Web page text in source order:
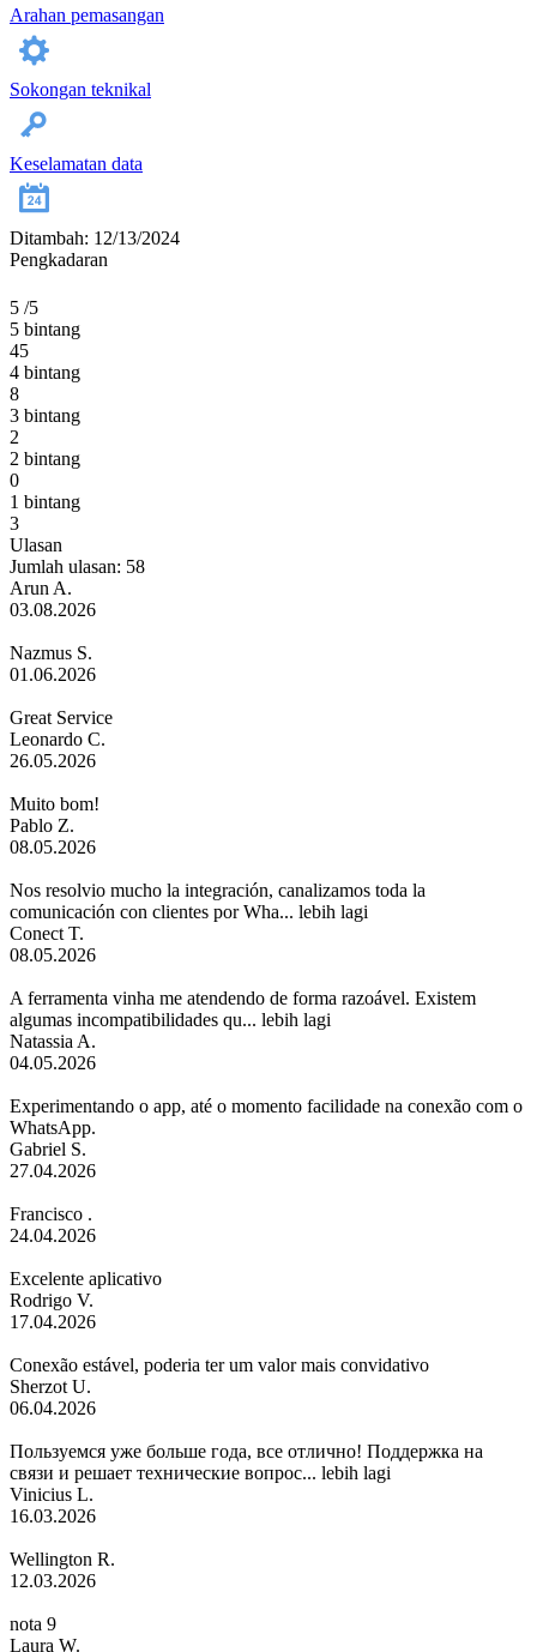
Arahan pemasangan
Sokongan teknikal
Keselamatan data
Ditambah: 12/13/2024
Pengkadaran
5 /5
5 bintang
45
4 bintang
8
3 bintang
2
2 bintang
0
1 bintang
3
Ulasan
Jumlah ulasan: 58
Arun A.
03.08.2026
Nazmus S.
01.06.2026
Great Service
Leonardo C.
26.05.2026
Muito bom!
Pablo Z.
08.05.2026
Nos resolvio mucho la integración, canalizamos toda la
comunicación con clientes por Wha... lebih lagi
Conect T.
08.05.2026
A ferramenta vinha me atendendo de forma razoável. Existem
algumas incompatibilidades qu... lebih lagi
Natassia A.
04.05.2026
Experimentando o app, até o momento facilidade na conexão com o
WhatsApp.
Gabriel S.
27.04.2026
Francisco .
24.04.2026
Excelente aplicativo
Rodrigo V.
17.04.2026
Conexão estável, poderia ter um valor mais convidativo
Sherzot U.
06.04.2026
Пользуемся уже больше года, все отлично! Поддержка на
связи и решает технические вопрос... lebih lagi
Vinicius L.
16.03.2026
Wellington R.
12.03.2026
nota 9
Laura W.